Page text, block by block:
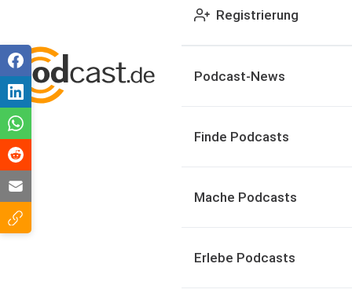
Registrierung
Podcast-News
Finde Podcasts
Mache Podcasts
Erlebe Podcasts